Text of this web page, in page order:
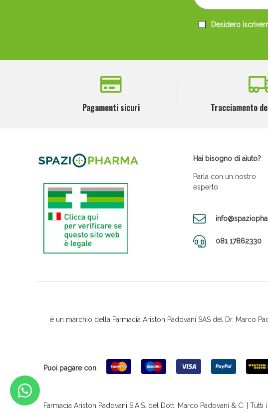
Desidero
Pagamenti sicuri Tracciamento
Hai bisogno di aiuto?
Parla con un nostro
esperto
081 17862330
è un marchio della Farmacia Ariston Padovani SAS del Dr. Marco
Puoi pagare con
Farmacia Ariston Padovani S.A.S. del Dott. Marco Padovani & C. | Tutti